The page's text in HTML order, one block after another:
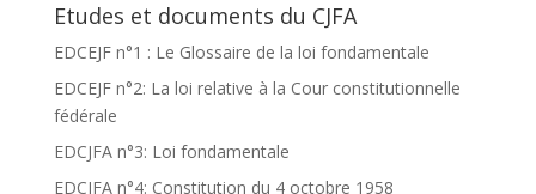
Etudes et documents du CJFA
EDCEJF n°1 : Le Glossaire de la loi fondamentale
EDCEJF n°2: La loi relative à la Cour constitutionnelle
fédérale
EDCJFA n°3: Loi fondamentale
EDCJFA n°4: Constitution du 4 octobre 1958